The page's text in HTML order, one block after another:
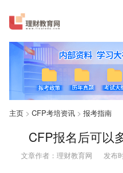
主页> CFP考培资讯> 报考指南
CFP报名后可以
文章作者：理财教育网 发布